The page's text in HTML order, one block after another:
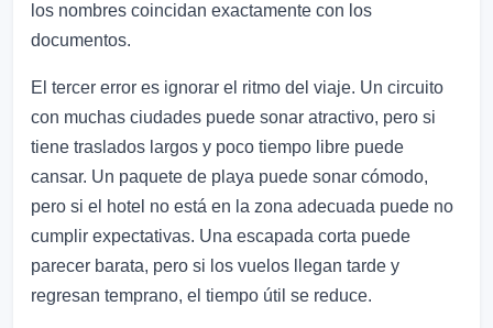
los nombres coincidan exactamente con los
documentos.
El tercer error es ignorar el ritmo del viaje. Un circuito
con muchas ciudades puede sonar atractivo, pero si
tiene traslados largos y poco tiempo libre puede
cansar. Un paquete de playa puede sonar cómodo,
pero si el hotel no está en la zona adecuada puede no
cumplir expectativas. Una escapada corta puede
parecer barata, pero si los vuelos llegan tarde y
regresan temprano, el tiempo útil se reduce.